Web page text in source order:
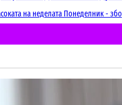
на неделата Понеделник -